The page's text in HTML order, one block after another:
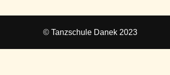
© Tanzschule Danek 2023